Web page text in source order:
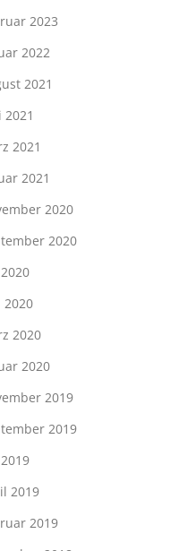
2023
2022
2021
2021
2021
2021
2020
2020
2020
2020
2020
2019
2019
2019
2019